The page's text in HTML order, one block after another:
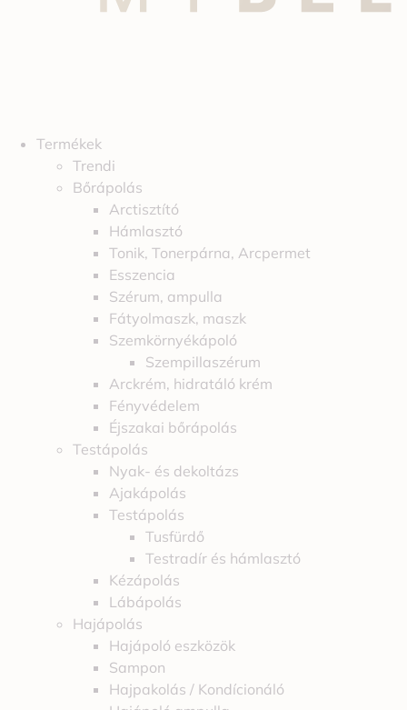
Termékek
Trendi
Bőrápolás
Arctisztító
Hámlasztó
Tonik, Tonerpárna, Arcpermet
Esszencia
Szérum, ampulla
Fátyolmaszk, maszk
Szemkörnyékápoló
Szempillaszérum
Arckrém, hidratáló krém
Fényvédelem
Éjszakai bőrápolás
Testápolás
Nyak- és dekoltázs
Ajakápolás
Testápolás
Tusfürdő
Testradír és hámlasztó
Kézápolás
Lábápolás
Hajápolás
Hajápoló eszközök
Sampon
Hajpakolás / Kondícionáló